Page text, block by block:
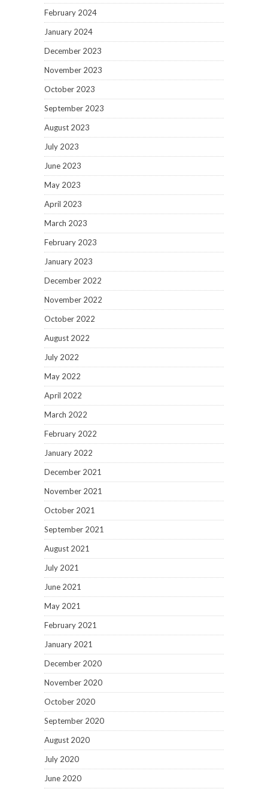
February 2024
January 2024
December 2023
November 2023
October 2023
September 2023
August 2023
July 2023
June 2023
May 2023
April 2023
March 2023
February 2023
January 2023
December 2022
November 2022
October 2022
August 2022
July 2022
May 2022
April 2022
March 2022
February 2022
January 2022
December 2021
November 2021
October 2021
September 2021
August 2021
July 2021
June 2021
May 2021
February 2021
January 2021
December 2020
November 2020
October 2020
September 2020
August 2020
July 2020
June 2020